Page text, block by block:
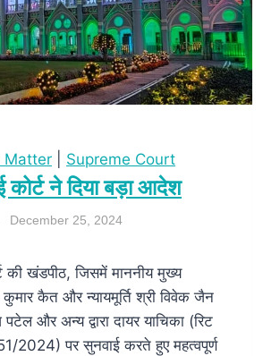
Matter Supreme Court
कोर्ट ने दिया बड़ा आदेश
December 25, 2024
की खंडपीठ, जिसमें माननीय मुख्य
कुमार कैत और न्यायमूर्ति श्री विवेक जैन
और अन्य द्वारा दायर याचिका (रिट
2024) पर सुनवाई करते हुए महत्वपूर्ण